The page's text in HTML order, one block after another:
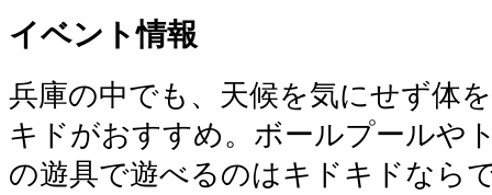
イベント情報
兵庫の中でも、天候を気にせず体
キドがおすすめ。ボールプールや
の遊具で遊べるのはキドキドなら